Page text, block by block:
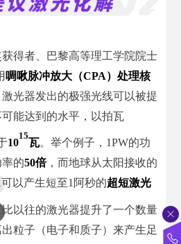
得者、巴黎高等理工学院院士
啁啾脉冲放大（CPA）处理核
光器发出的极强光线可以被提
能达到的水平，以拍瓦
10
15
瓦。举个例子，1PW的功
率的50倍，而地球从太阳接收的
以产生短至1阿秒的超短激光
比以往的激光器提升了一个数量
粒子（电子和质子）来产生足